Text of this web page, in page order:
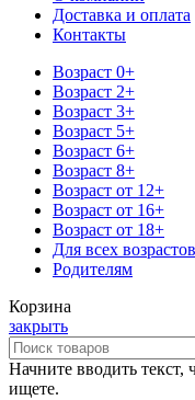
Доставка и оплата
Контакты
Возраст 0+
Возраст 2+
Возраст 3+
Возраст 5+
Возраст 6+
Возраст 8+
Возраст от 12+
Возраст от 16+
Возраст от 18+
Для всех возрастов
Родителям
Корзина
закрыть
Начните вводить
ищете.